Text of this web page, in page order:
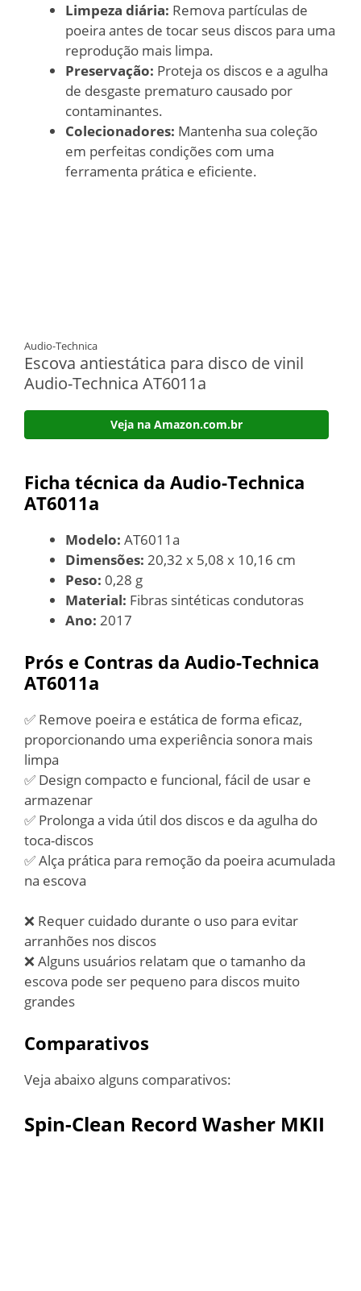
Limpeza diária: Remova partículas de
poeira antes de tocar seus discos para uma
reprodução mais limpa.
Preservação: Proteja os discos e a agulha
de desgaste prematuro causado por
contaminantes.
Colecionadores: Mantenha sua coleção
em perfeitas condições com uma
ferramenta prática e eficiente.
Audio-Technica
Escova antiestática para disco de vinil
Audio-Technica AT6011a
Veja na Amazon.com.br
Ficha técnica da Audio-Technica
AT6011a
Modelo: AT6011a
Dimensões: 20,32 x 5,08 x 10,16 cm
Peso: 0,28 g
Material: Fibras sintéticas condutoras
Ano: 2017
Prós e Contras da Audio-Technica
AT6011a
✅ Remove poeira e estática de forma eficaz,
proporcionando uma experiência sonora mais
limpa
✅ Design compacto e funcional, fácil de usar e
armazenar
✅ Prolonga a vida útil dos discos e da agulha do
toca-discos
✅ Alça prática para remoção da poeira acumulada
na escova
❌ Requer cuidado durante o uso para evitar
arranhões nos discos
❌ Alguns usuários relatam que o tamanho da
escova pode ser pequeno para discos muito
grandes
Comparativos
Veja abaixo alguns comparativos:
Spin-Clean Record Washer MKII